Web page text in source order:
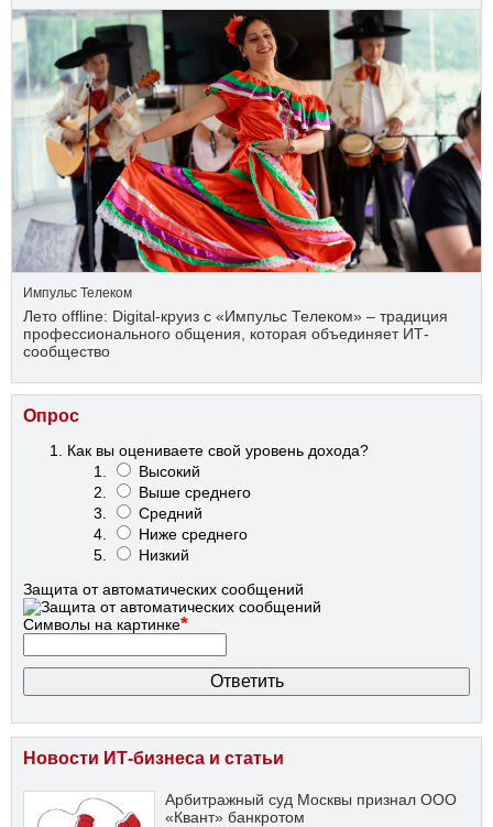
Импульс Телеком
Лето offline: Digital-круиз с «Импульс Телеком» – традиция
профессионального общения, которая объединяет ИТ-
сообщество
Опрос
Как вы оцениваете свой уровень дохода?
Высокий
Выше среднего
Средний
Ниже среднего
Низкий
Защита от автоматических сообщений
Символы на картинке*
Новости ИТ-бизнеса и статьи
Арбитражный суд Москвы признал ООО
«Квант» банкротом